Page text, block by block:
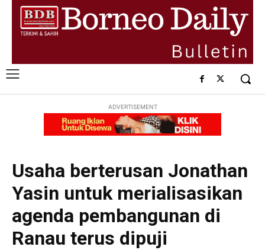
ADVERTISEMENT
Usaha berterusan Jonathan
Yasin untuk merialisasikan
agenda pembangunan di
Ranau terus dipuji